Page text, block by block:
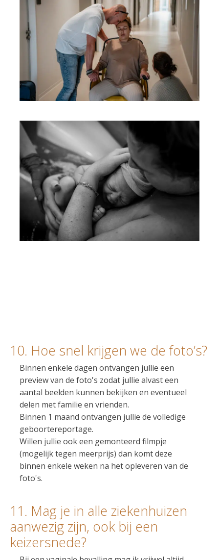
10. Hoe snel krijgen we de foto’s?
Binnen enkele dagen ontvangen jullie een
preview van de foto's zodat jullie alvast een
aantal beelden kunnen bekijken en eventueel
delen met familie en vrienden.
Binnen 1 maand ontvangen jullie de volledige
geboortereportage.
Willen jullie ook een gemonteerd filmpje
(mogelijk tegen meerprijs) dan komt deze
binnen enkele weken na het opleveren van de
foto's.
11. Mag je in alle ziekenhuizen
aanwezig zijn, ook bij een
keizersnede?